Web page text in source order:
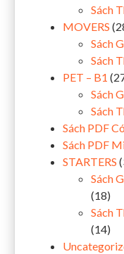
Sách
MOVERS
Sách
Sách
PET – B1
Sách
Sách
Sách PDF
Sách PDF
STARTERS
Sách
(18)
Sách
(14)